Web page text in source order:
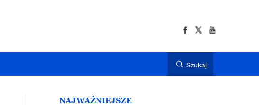
Szukaj
NAJWAŻNIEJSZE